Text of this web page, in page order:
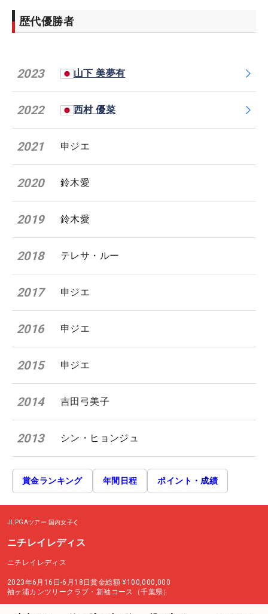
歴代優勝者
2023 山下 美夢有
2022 西村 優菜
2021 申ジエ
2020 鈴木愛
2019 鈴木愛
2018 テレサ・ルー
2017 申ジエ
2016 申ジエ
2015 申ジエ
2014 吉田弓美子
2013 シン・ヒョンジュ
賞金ランキング 年間日程 ポイント・成績
JLPGAツアー 国内女子
ニチレイレディス
ニチレイレディス
2023年6月16日-6月18日賞金総額 ¥100,000,000
袖ヶ浦カンツリークラブ・新袖コース（千葉県）